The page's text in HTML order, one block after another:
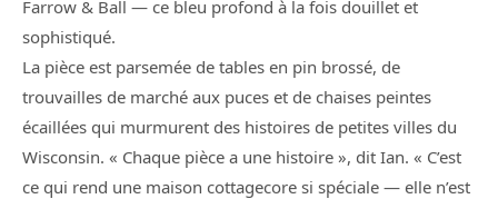
Farrow & Ball — ce bleu profond à la fois douillet et
sophistiqué.
La pièce est parsemée de tables en pin brossé, de
trouvailles de marché aux puces et de chaises peintes
écaillées qui murmurent des histoires de petites villes du
Wisconsin. « Chaque pièce a une histoire », dit Ian. « C’est
ce qui rend une maison cottagecore si spéciale — elle n’est